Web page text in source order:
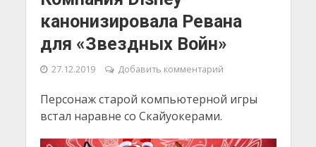
канонизировала Ревана
для «Звездных Войн»
27.12.2019 Добавить комментарий
Персонаж старой компьютерной игры
встал наравне со Скайуокерами.